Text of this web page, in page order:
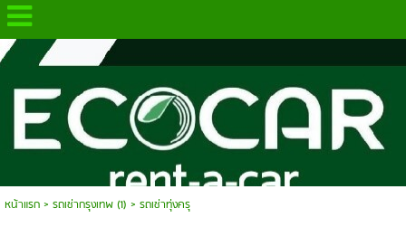
.
หน้าแรก> รถเช่ากรุงเทพ (1) > รถเช่าทุ่งครุ